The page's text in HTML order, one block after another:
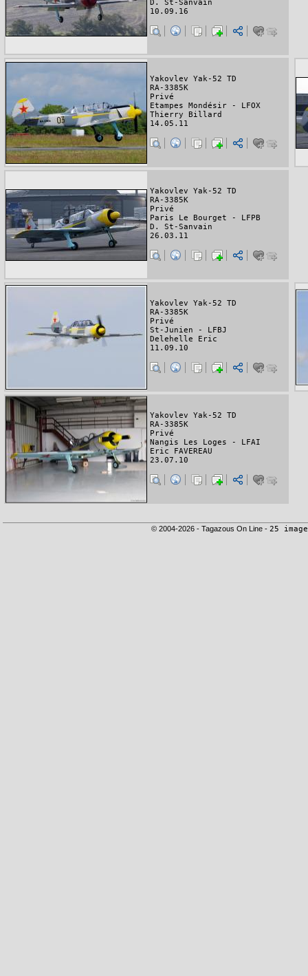
D. St-Sanvain
10.09.16
Yakovlev Yak-52 TD
RA-3385K
Privé
Etampes Mondésir - LFOX
Thierry Billard
14.05.11
Yakovlev Yak-52 TD
RA-3385K
Privé
Paris Le Bourget - LFPB
D. St-Sanvain
26.03.11
Yakovlev Yak-52 TD
RA-3385K
Privé
St-Junien - LFBJ
Delehelle Eric
11.09.10
Yakovlev Yak-52 TD
RA-3385K
Privé
Nangis Les Loges - LFAI
Eric FAVEREAU
23.07.10
© 2004-2026 - Tagazous On Line - 25